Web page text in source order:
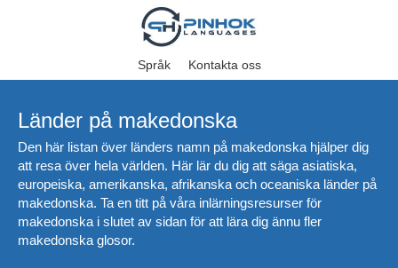
Språk Kontakta oss
Länder på makedonska
Den här listan över länders namn på makedonska hjälper dig
att resa över hela världen. Här lär du dig att säga asiatiska,
europeiska, amerikanska, afrikanska och oceaniska länder på
makedonska. Ta en titt på våra inlärningsresurser för
makedonska i slutet av sidan för att lära dig ännu fler
makedonska glosor.